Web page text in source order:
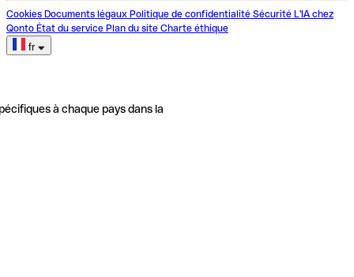
Cookies Documents légaux Politique de confidentialité Sécurité L'IA chez
Qonto État du service Plan du site Charte éthique
fr
à chaque pays dans la